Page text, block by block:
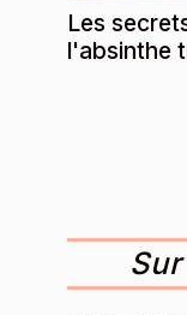
Les
l'absinthe